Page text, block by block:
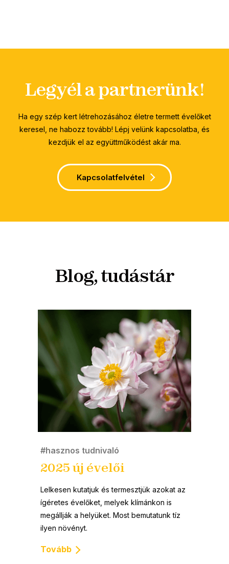
Legyél a partnerünk!
Ha egy szép kert létrehozásához életre termett évelőket
keresel, ne habozz tovább! Lépj velünk kapcsolatba, és
kezdjük el az együttműködést akár ma.
Kapcsolatfelvétel
Blog, tudástár
#hasznos tudnivaló
2025 új évelői
Lelkesen kutatjuk és termesztjük azokat az
ígéretes évelőket, melyek klímánkon is
megállják a helyüket. Most bemutatunk tíz
ilyen növényt.
Tovább